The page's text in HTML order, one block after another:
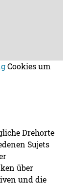
Cookies um
Drehorte
Sujets
über
und die